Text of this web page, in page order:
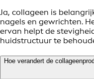
Ja, collageen is
nagels en gewrichten.
ervan helpt de
huidstructuur te
Hoe verandert de